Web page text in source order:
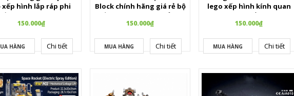
xếp hình lắp ráp phi
kèm phi hành gia
304 chi tiết
150.000₫
HÀNG Chi tiết
Block chính hãng giá rẻ bộ
xếp hình lego cho trẻ em
307 chi tiết
150.000₫
MUA HÀNG Chi tiết
lego xếp hình kính quan
sát vũ trụ lắp ghép
Telescope cho bé.
150.000₫
MUA HÀNG Chi tiết